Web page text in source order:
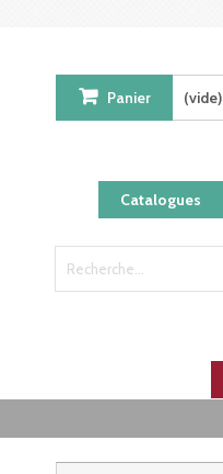
Catalogues
Panier (vide)